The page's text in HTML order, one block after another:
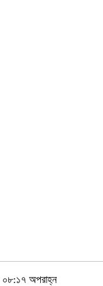
০৮:১৭ অপরাহ্ন